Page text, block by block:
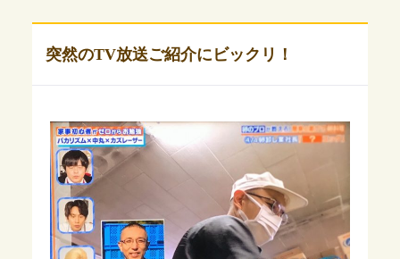
突然のTV放送ご紹介にビックリ！